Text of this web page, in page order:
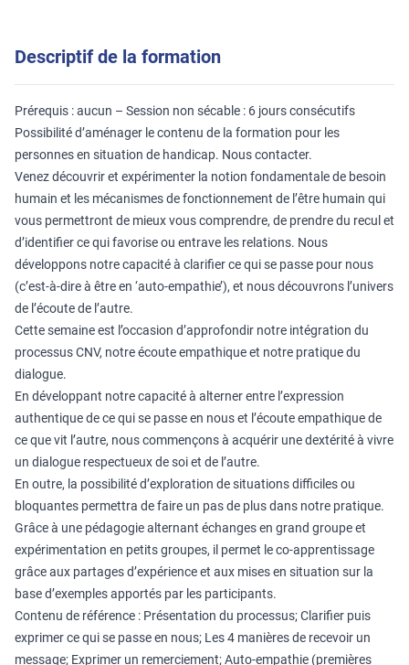
Descriptif de la formation
Prérequis : aucun – Session non sécable : 6 jours consécutifs
Possibilité d’aménager le contenu de la formation pour les
personnes en situation de handicap. Nous contacter.
Venez découvrir et expérimenter la notion fondamentale de besoin
humain et les mécanismes de fonctionnement de l’être humain qui
vous permettront de mieux vous comprendre, de prendre du recul et
d’identifier ce qui favorise ou entrave les relations. Nous
développons notre capacité à clarifier ce qui se passe pour nous
(c’est-à-dire à être en ‘auto-empathie’), et nous découvrons l’univers
de l’écoute de l’autre.
Cette semaine est l’occasion d’approfondir notre intégration du
processus CNV, notre écoute empathique et notre pratique du
dialogue.
En développant notre capacité à alterner entre l’expression
authentique de ce qui se passe en nous et l’écoute empathique de
ce que vit l’autre, nous commençons à acquérir une dextérité à vivre
un dialogue respectueux de soi et de l’autre.
En outre, la possibilité d’exploration de situations difficiles ou
bloquantes permettra de faire un pas de plus dans notre pratique.
Grâce à une pédagogie alternant échanges en grand groupe et
expérimentation en petits groupes, il permet le co-apprentissage
grâce aux partages d’expérience et aux mises en situation sur la
base d’exemples apportés par les participants.
Contenu de référence : Présentation du processus; Clarifier puis
exprimer ce qui se passe en nous; Les 4 manières de recevoir un
message; Exprimer un remerciement; Auto-empathie (premières